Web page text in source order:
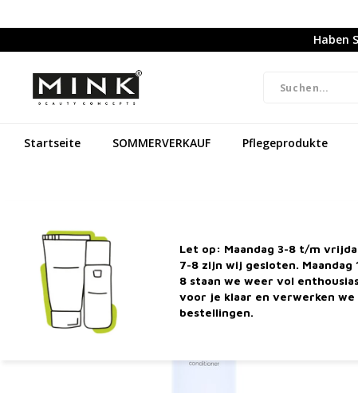
Haben
Startseite SOMMERVERKAUF Pflegeprodukte
Let op: Maandag 3-8 t/m
7-8 zijn wij gesloten. Maandag
8 staan we weer vol
voor je klaar en verwerken we
bestellingen.